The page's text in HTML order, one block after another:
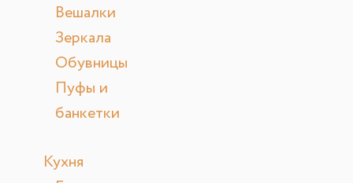
Вешалки
Зеркала
Обувницы
Пуфы и
банкетки
Кухня